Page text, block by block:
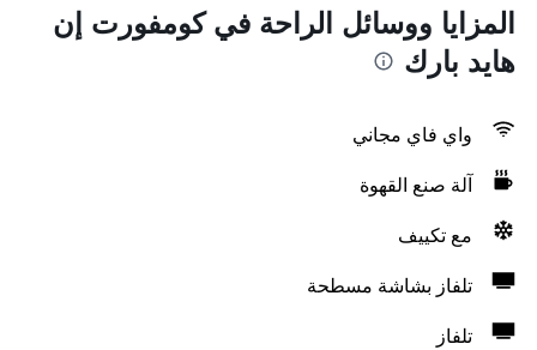
المزايا ووسائل الراحة في كومفورت إن
هايد بارك
واي فاي مجاني
آلة صنع القهوة
مع تكييف
تلفاز بشاشة مسطحة
تلفاز